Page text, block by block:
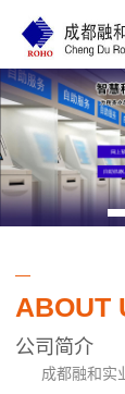
ABOUT
公司简介
成都融和实业